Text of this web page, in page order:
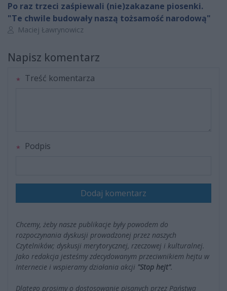
Po raz trzeci zaśpiewali (nie)zakazane piosenki.
"Te chwile budowały naszą tożsamość narodową"
Autor artykułu:
Maciej Ławrynowicz
Napisz komentarz
Treść komentarza
Podpis
Dodaj komentarz
Chcemy, żeby nasze publikacje były powodem do
rozpoczynania dyskusji prowadzonej przez naszych
Czytelników; dyskusji merytorycznej, rzeczowej i kulturalnej.
Jako redakcja jesteśmy zdecydowanym przeciwnikiem hejtu w
Internecie i wspieramy działania akcji "Stop hejt".
Dlatego prosimy o dostosowanie pisanych przez Państwa